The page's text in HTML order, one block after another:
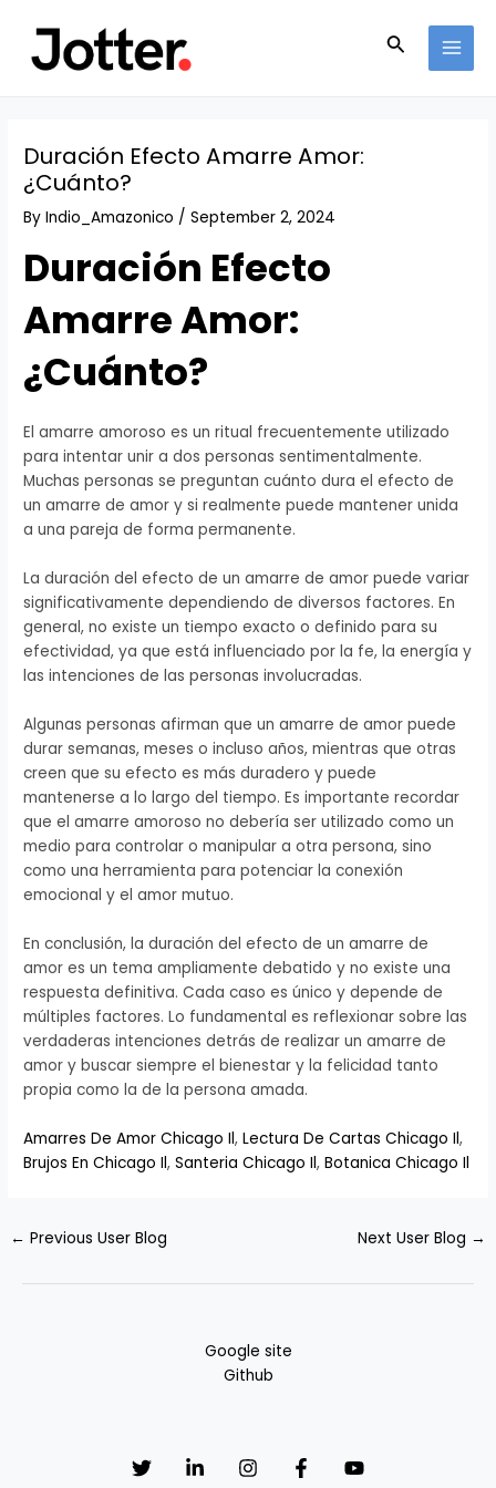
content
Search
Duración Efecto Amarre Amor:
¿Cuánto?
ByIndio_Amazonico /September 2, 2024
Duración Efecto
Amarre Amor:
¿Cuánto?
El amarre amoroso es un ritual frecuentemente utilizado
para intentar unir a dos personas sentimentalmente.
Muchas personas se preguntan cuánto dura el efecto de
un amarre de amor y si realmente puede mantener unida
a una pareja de forma permanente.
La duración del efecto de un amarre de amor puede variar
significativamente dependiendo de diversos factores. En
general, no existe un tiempo exacto o definido para su
efectividad, ya que está influenciado por la fe, la energía y
las intenciones de las personas involucradas.
Algunas personas afirman que un amarre de amor puede
durar semanas, meses o incluso años, mientras que otras
creen que su efecto es más duradero y puede
mantenerse a lo largo del tiempo. Es importante recordar
que el amarre amoroso no debería ser utilizado como un
medio para controlar o manipular a otra persona, sino
como una herramienta para potenciar la conexión
emocional y el amor mutuo.
En conclusión, la duración del efecto de un amarre de
amor es un tema ampliamente debatido y no existe una
respuesta definitiva. Cada caso es único y depende de
múltiples factores. Lo fundamental es reflexionar sobre las
verdaderas intenciones detrás de realizar un amarre de
amor y buscar siempre el bienestar y la felicidad tanto
propia como la de la persona amada.
Amarres De Amor Chicago Il,Lectura De Cartas Chicago Il,
Brujos En Chicago Il,Santeria Chicago Il,Botanica Chicago Il
navigation
← Previous User Blog Next User Blog →
Google site
Github